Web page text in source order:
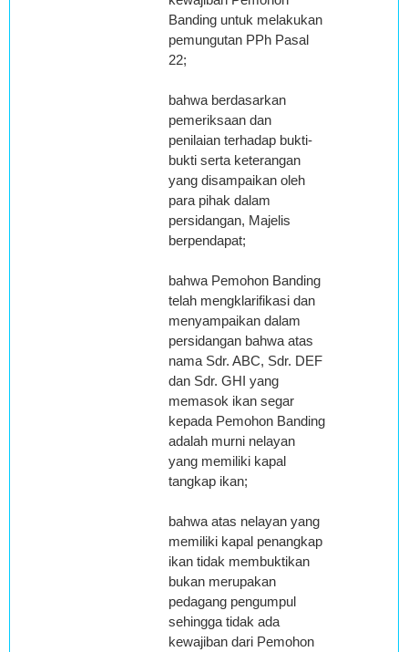
Banding untuk melakukan
pemungutan PPh Pasal
22;
bahwa berdasarkan
pemeriksaan dan
penilaian terhadap bukti-
bukti serta keterangan
yang disampaikan oleh
para pihak dalam
persidangan, Majelis
berpendapat;
bahwa Pemohon Banding
telah mengklarifikasi dan
menyampaikan dalam
persidangan bahwa atas
nama Sdr. ABC, Sdr. DEF
dan Sdr. GHI yang
memasok ikan segar
kepada Pemohon Banding
adalah murni nelayan
yang memiliki kapal
tangkap ikan;
bahwa atas nelayan yang
memiliki kapal penangkap
ikan tidak membuktikan
bukan merupakan
pedagang pengumpul
sehingga tidak ada
kewajiban dari Pemohon